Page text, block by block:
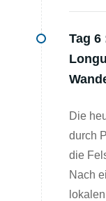
Tag 6
Die
durch
die
Nach